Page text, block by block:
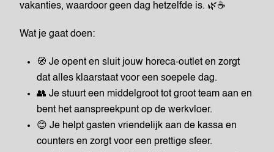
vakanties, waardoor geen dag hetzelfde is. 🌿☕
Wat je gaat doen:
🧭 Je opent en sluit jouw horeca-outlet en zorgt
dat alles klaarstaat voor een soepele dag.
👥 Je stuurt een middelgroot tot groot team aan en
bent het aanspreekpunt op de werkvloer.
😊 Je helpt gasten vriendelijk aan de kassa en
counters en zorgt voor een prettige sfeer.